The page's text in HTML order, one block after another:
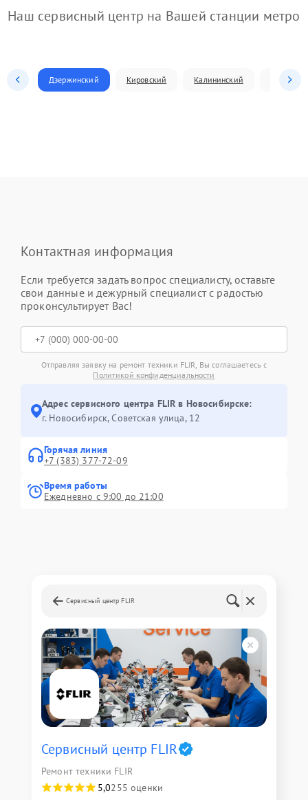
Наш сервисный центр на Вашей станции метро
Дзержинский Кировский Калининский
Контактная информация
Если требуется задать вопрос специалисту, оставьте
свои данные и дежурный специалист с радостью
проконсультирует Вас!
Отправляя заявку на ремонт техники FLIR, Вы соглашаетесь с
Политикой конфиденциальности
Адрес сервисного центра FLIR в Новосибирске:
г. Новосибирск, Советская улица, 12
Горячая линия
+7 (383) 377-72-09
Время работы
Ежедневно с 9:00 до 21:00
Сервисный центр FLIR
Сервисный центр FLIR
Ремонт техники FLIR
5,0255 оценки